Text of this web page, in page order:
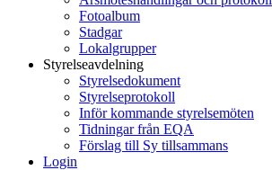
Fotoalbum
Stadgar
Lokalgrupper
Styrelseavdelning
Styrelsedokument
Styrelseprotokoll
Inför kommande styrelsemöten
Tidningar från EQA
Förslag till Sy tillsammans
Login